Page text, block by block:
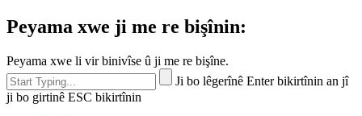
Peyama xwe ji me re bişînin:
Peyama xwe li vir binivîse û ji me re bişîne.
Ji bo lêgerînê Enter bikirtînin an jî
ji bo girtinê ESC bikirtînin